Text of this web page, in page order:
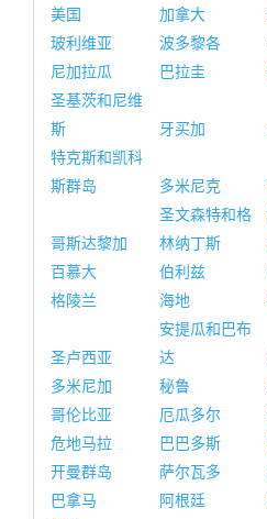
美国 加拿大
玻利维亚
波多黎各
尼加拉瓜
巴拉圭
圣基茨和尼维
斯
牙买加
特克斯和凯科
斯群岛
多米尼克
哥斯达黎加
圣文森特和格
林纳丁斯
百慕大
伯利兹
格陵兰
海地
圣卢西亚
安提瓜和巴布
达
多米尼加
秘鲁
哥伦比亚
厄瓜多尔
危地马拉
巴巴多斯
开曼群岛
萨尔瓦多
巴拿马
阿根廷